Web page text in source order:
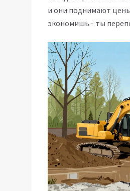
и они поднимают
экономишь - ты